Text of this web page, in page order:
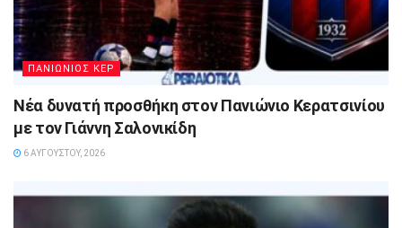
ΠΑΝΙΩΝΙΟΣ ΚΕΡ
Νέα δυνατή προσθήκη στον Πανιώνιο Κερατσινίου
με τον Γιάννη Σαλονικίδη
6 ΑΥΓΟΎΣΤΟΥ, 2026